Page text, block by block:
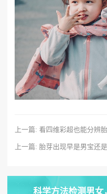
上一篇: 看四维彩超也能分辨
上一篇: 胎芽出现早是男宝还
科学方法检测男女